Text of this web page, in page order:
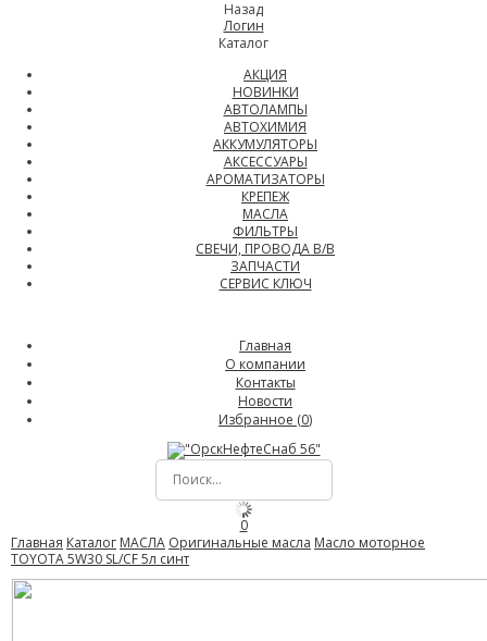
Назад
Логин
Каталог
АКЦИЯ
НОВИНКИ
АВТОЛАМПЫ
АВТОХИМИЯ
АККУМУЛЯТОРЫ
АКСЕССУАРЫ
АРОМАТИЗАТОРЫ
КРЕПЕЖ
МАСЛА
ФИЛЬТРЫ
СВЕЧИ, ПРОВОДА В/В
ЗАПЧАСТИ
СЕРВИС КЛЮЧ
Главная
О компании
Контакты
Новости
Избранное (0)
0
Главная Каталог МАСЛА Оригинальные масла Масло моторное
TOYOTA 5W30 SL/CF 5л синт